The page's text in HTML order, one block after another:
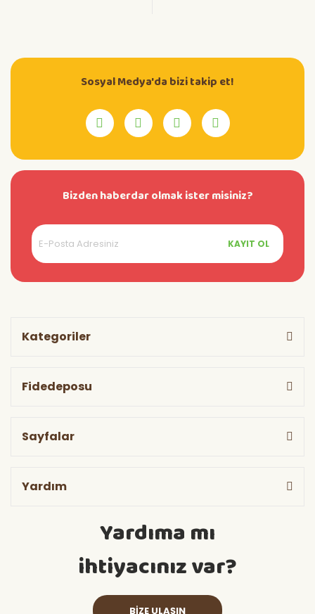
Sosyal Medya'da bizi takip et!
Bizden haberdar olmak ister misiniz?
KAYIT OL
Kategoriler
Fidedeposu
Sayfalar
Yardım
Yardıma mı
ihtiyacınız var?
BİZE ULAŞIN